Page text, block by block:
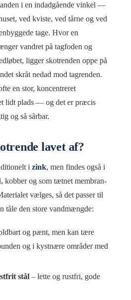
i en indadgående vinkel —
ved kviste, ved tårne og ved
tage. Hvor en
vandret på tagfoden og
ligger skotrenden oppe på
skråt nedad mod tagrenden.
en stor, koncentreret
lidt plads — og det er præcis
og så sårbar.
lavet af?
i zink, men findes også i
kobber og som tætnet membran-
vælges, så det passer til
tåle den store vandmængde:
og pænt, men kan tære
og i kystnære områder med
stål– lette og rustfri, gode